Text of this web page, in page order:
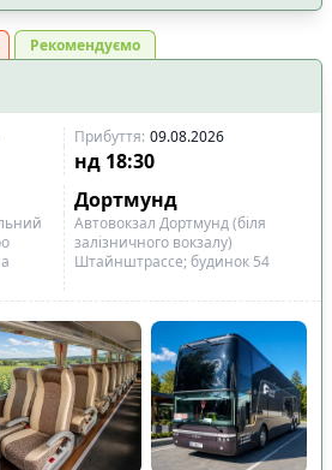
Рекомендуємо
Прибуття: 09.08.2026
нд 18:30
Дортмунд
Автовокзал Дортмунд (біля
залізничного вокзалу)
Штайнштрассе; будинок 54